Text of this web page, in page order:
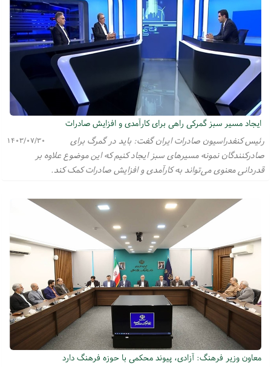
ایجاد مسیر سبز گمرکی راهی برای کارآمدی و افزایش صادرات
۱۴۰۳/۰۷/۳۰
رئیس کنفدراسیون صادرات ایران گفت: باید در گمرگ برای
صادرکنندگان نمونه مسیر‌های سبز ایجاد کنیم که این موضوع علاوه بر
قدردانی معنوی می‌تواند به کارآمدی و افزایش صادرات کمک کند.
معاون وزیر فرهنگ: آزادی، پیوند محکمی با حوزه فرهنگ دارد